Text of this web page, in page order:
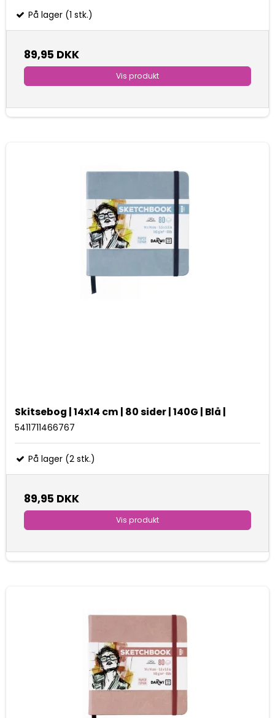
På lager (1 stk.)
89,95 DKK
Vis produkt
Skitsebog | 14x14 cm | 80 sider | 140G | Blå |
5411711466767
På lager (2 stk.)
89,95 DKK
Vis produkt